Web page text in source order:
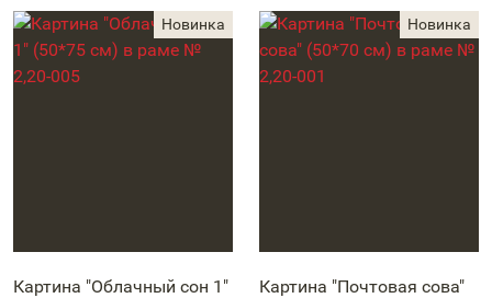
Картина "Облачный сон 1"
Картина "Почтовая сова"